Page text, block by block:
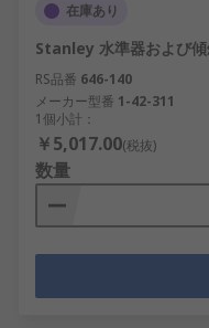
在庫あり
Stanley 水準器および
RS品番 646-140
メーカー型番 1-42-311
1個小計：
￥5,017.00(税抜)
数量